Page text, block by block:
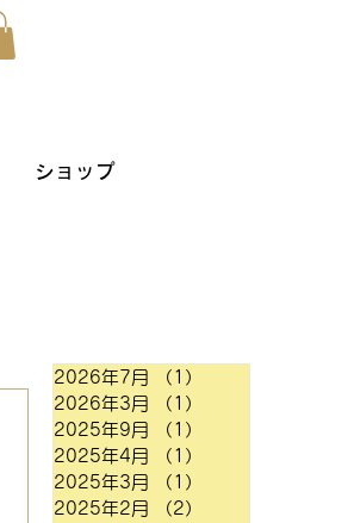
ショップ
2026年7月 （1）
2026年3月
（1）
2025年9月
（1）
2025年4月
（1）
2025年3月
（1）
2025年2月
（2）